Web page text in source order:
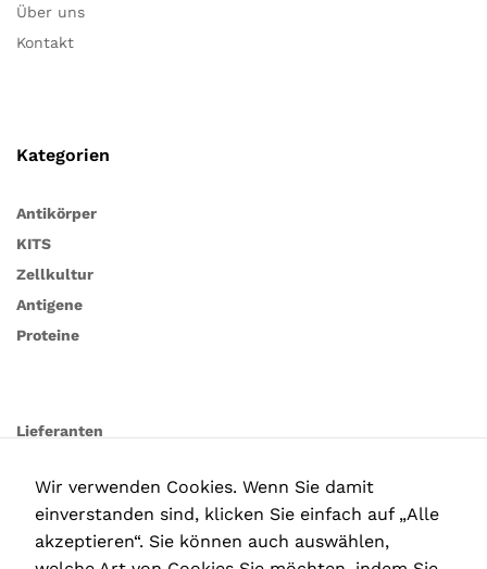
Über uns
Kontakt
Kategorien
Antikörper
KITS
Zellkultur
Antigene
Proteine
Lieferanten
Wir verwenden Cookies. Wenn Sie damit
einverstanden sind, klicken Sie einfach auf „Alle
akzeptieren“. Sie können auch auswählen,